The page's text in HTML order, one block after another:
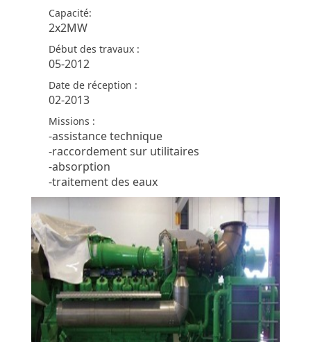
Capacité:
2x2MW
Début des travaux :
05-2012
Date de réception :
02-2013
Missions :
-assistance technique
-raccordement sur utilitaires
-absorption
-traitement des eaux